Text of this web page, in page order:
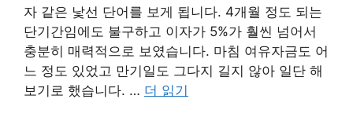
자 같은 낯선 단어를 보게 됩니다. 4개월 정도 되는
단기간임에도 불구하고 이자가 5%가 훨씬 넘어서
충분히 매력적으로 보였습니다. 마침 여유자금도 어
느 정도 있었고 만기일도 그다지 길지 않아 일단 해
보기로 했습니다. … 더 읽기